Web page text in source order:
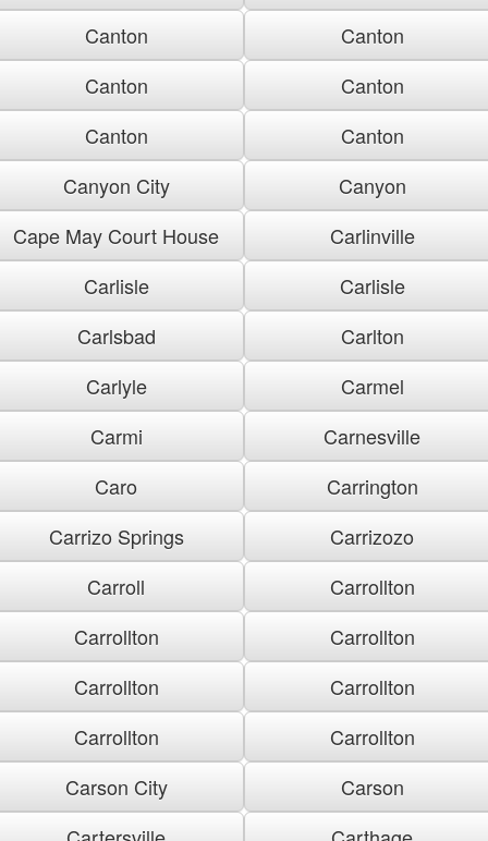
Canton
Canton
Canton
Canton
Canton
Canton
Canyon City
Canyon
Cape May Court House
Carlinville
Carlisle
Carlisle
Carlsbad
Carlton
Carlyle
Carmel
Carmi
Carnesville
Caro
Carrington
Carrizo Springs
Carrizozo
Carroll
Carrollton
Carrollton
Carrollton
Carrollton
Carrollton
Carrollton
Carrollton
Carson City
Carson